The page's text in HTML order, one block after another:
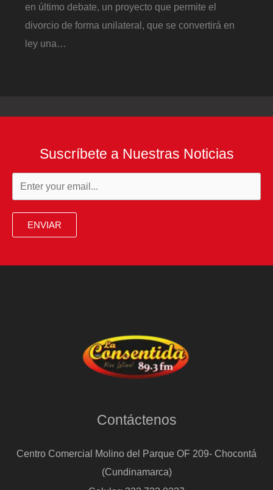
en último debate, un proyecto que permite el
divorcio de forma unilateral, que se convertirá en
ley una…
Suscríbete a Nuestras Noticias
ENVIAR
Contáctenos
Centro Comercial Molino del Parque OF 209- Chocontá
(Cundinamarca)